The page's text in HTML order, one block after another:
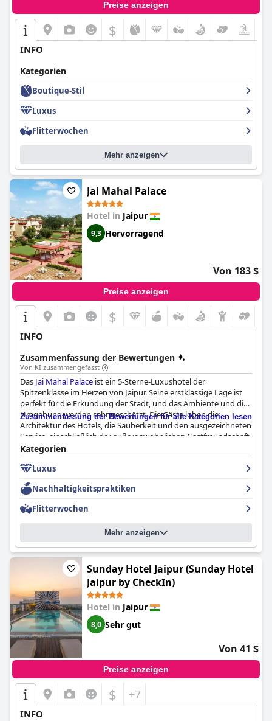
Preise anzeigen
$
INFO
Kategorien
Boutique-Stil
Luxus
Flitterwochen
Mehr anzeigen
Jai Mahal Palace
Hotel in Jaipur
9,3 Hervorragend
Von 183 $
Preise anzeigen
$
INFO
Zusammenfassung der Bewertungen
Von KI zusammengefasst
Das Jai Mahal Palace ist ein 5-Sterne-Luxushotel der
Spitzenklasse im Herzen von Jaipur. Seine erstklassige Lage ist
perfekt für die Erkundung der Stadt, und das Ambiente und die
Umgebung werden sehr geschätzt. Die Gäste loben die
Architektur des Hotels, die Sauberkeit und den ausgezeichneten
Service, einschließlich der außergewöhnlichen Gastfreundschaft
des Personals. Das Hotel bietet eine Vielzahl von Speisen zum
Frühstück, Mittag- und Abendessen im italienischen Restaurant
Giardano an, das von den Gästen hervorragend bewertet
wurde. Obwohl einige Gäste berichteten, dass die Zimmer
kleiner sind und keine Aussicht oder einen Balkon haben, waren
die Einrichtung und die Instandhaltung bemerkenswert. Es gibt
auch familienfreundliche Einrichtungen mit verschiedenen
Aktivitäten für Kinder. Trotz einiger negativer Kommentare über
den Pool, der nicht in Betrieb war, wurde die Hotelanlage
sorgfältig gepflegt und erhielt positive Rückmeldungen.
Insgesamt ist dasJai Mahal Palaceein außergewöhnliches
Anwesen, das den Gästen ein luxuriöses Erlebnis bietet und sie
in seinen Bann zieht.
Zusammenfassung der Bewertungen für alle Kategorien lesen
Kategorien
Luxus
Nachhaltigkeitspraktiken
Flitterwochen
Mehr anzeigen
Sunday Hotel Jaipur (Sunday Hotel
Jaipur by CheckIn)
Hotel in Jaipur
8,0 Sehr gut
Von 41 $
Preise anzeigen
$ +7
INFO